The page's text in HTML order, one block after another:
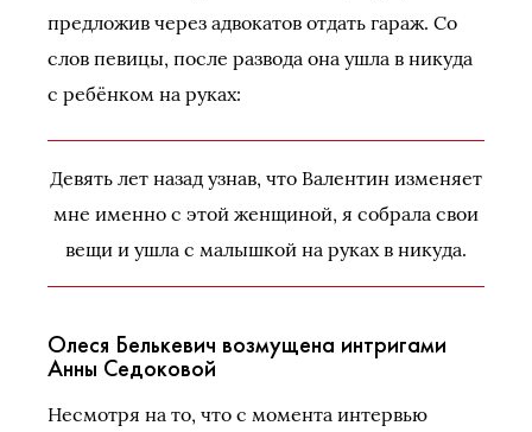
предложив через адвокатов отдать гараж. Со
слов певицы, после развода она ушла в никуда
с ребёнком на руках:
Девять лет назад узнав, что Валентин изменяет
мне именно с этой женщиной, я собрала свои
вещи и ушла с малышкой на руках в никуда.
Олеся Белькевич возмущена интригами
Анны Седоковой
Несмотря на то, что с момента интервью